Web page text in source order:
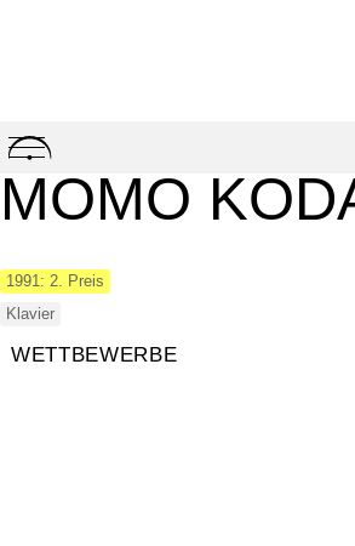
Skip
to
content
MOMO
1991: 2. Preis
Klavier
WETTBEWERBE